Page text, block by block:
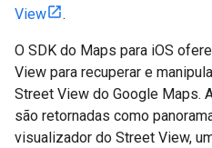
View
.
O SDK do Maps para iOS
View para recuperar e
Street View do Google Maps.
são retornadas como
visualizador do Street View,